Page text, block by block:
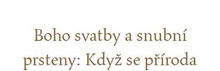
Boho svatby a snubní
prsteny: Když se příroda